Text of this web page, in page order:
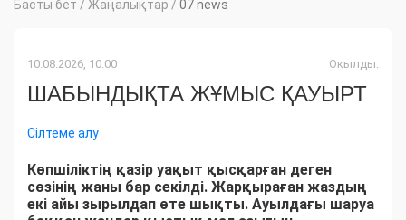
Басты бет / Жаңалықтар / 07 news
10.08.2026, 10:00 Оқылды:
ШАБЫНДЫҚТА ЖҰМЫС ҚАУЫРТ
Сілтеме алу
Көпшіліктің қазір уақыт қысқарған деген
сөзінің жаны бар секілді. Жарқыраған жаздың
екі айы зырылдап өте шықты. Ауылдағы шаруа